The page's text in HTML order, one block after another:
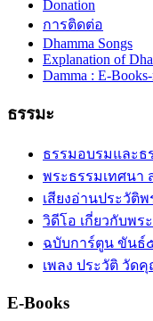
Donation
การติดต่อ
Dhamma Songs
Explanation of
Damma : E-
ธรรมะ
ธรรมอบรมและธ
พระธรรมเทศนา
เสียงอ่านประวัติพ
วิดีโอ เกี่ยวกับพร
ฉบับการ์ตูน ขันธ์๕
เพลง ประวัติ วัด
E-Books